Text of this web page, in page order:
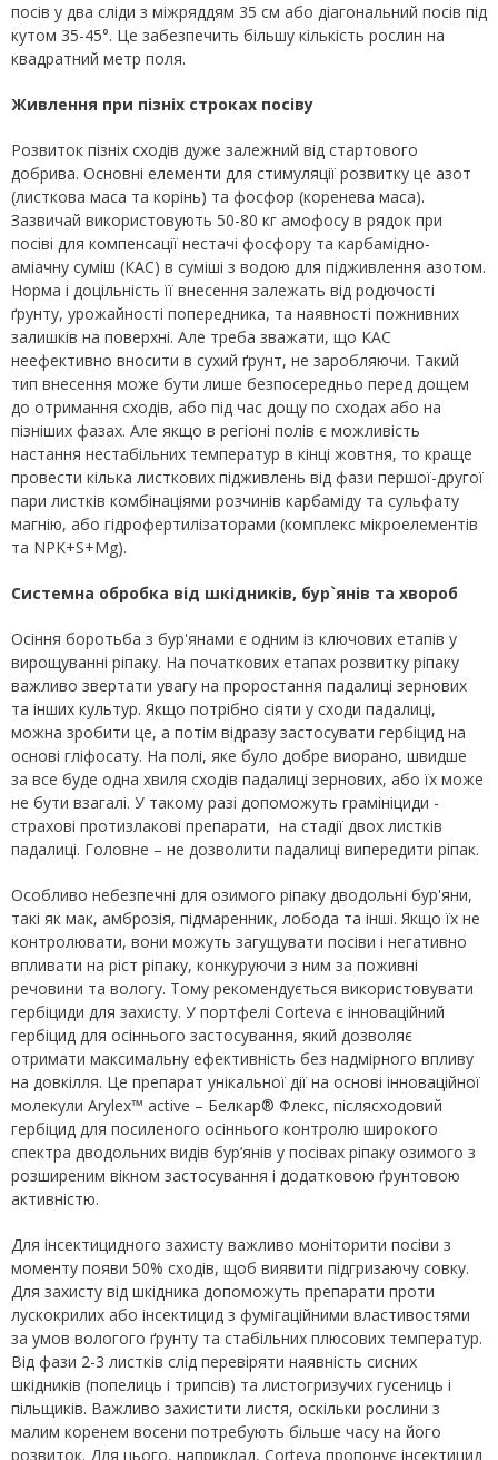
посів у два сліди з міжряддям 35 см або діагональний посів під
кутом 35-45°. Це забезпечить більшу кількість рослин на
квадратний метр поля.
Живлення при пізніх строках посіву
Розвиток пізніх сходів дуже залежний від стартового
добрива. Основні елементи для стимуляції розвитку це азот
(листкова маса та корінь) та фосфор (коренева маса).
Зазвичай використовують 50-80 кг амофосу в рядок при
посіві для компенсації нестачі фосфору та карбамідно-
аміачну суміш (КАС) в суміші з водою для підживлення азотом.
Норма і доцільність її внесення залежать від родючості
ґрунту, урожайності попередника, та наявності пожнивних
залишків на поверхні. Але треба зважати, що КАС
неефективно вносити в сухий ґрунт, не заробляючи. Такий
тип внесення може бути лише безпосередньо перед дощем
до отримання сходів, або під час дощу по сходах або на
пізніших фазах. Але якщо в регіоні полів є можливість
настання нестабільних температур в кінці жовтня, то краще
провести кілька листкових підживлень від фази першої-другої
пари листків комбінаціями розчинів карбаміду та сульфату
магнію, або гідрофертилізаторами (комплекс мікроелементів
та NPK+S+Mg).
Системна обробка від шкідників, бур`янів та хвороб
Осіння боротьба з бур'янами є одним із ключових етапів у
вирощуванні ріпаку. На початкових етапах розвитку ріпаку
важливо звертати увагу на проростання падалиці зернових
та інших культур. Якщо потрібно сіяти у сходи падалиці,
можна зробити це, а потім відразу застосувати гербіцид на
основі гліфосату. На полі, яке було добре виорано, швидше
за все буде одна хвиля сходів падалиці зернових, або їх може
не бути взагалі. У такому разі допоможуть грамініциди -
страхові протизлакові препарати, на стадії двох листків
падалиці. Головне – не дозволити падалиці випередити ріпак.
Особливо небезпечні для озимого ріпаку дводольні бур'яни,
такі як мак, амброзія, підмаренник, лобода та інші. Якщо їх не
контролювати, вони можуть загущувати посіви і негативно
впливати на ріст ріпаку, конкуруючи з ним за поживні
речовини та вологу. Тому рекомендується використовувати
гербіциди для захисту. У портфелі Corteva є інноваційний
гербіцид для осіннього застосування, який дозволяє
отримати максимальну ефективність без надмірного впливу
на довкілля. Це препарат унікальної дії на основі інноваційної
молекули Arylex™ active – Белкар® Флекс, післясходовий
гербіцид для посиленого осіннього контролю широкого
спектра дводольних видів бур’янів у посівах ріпаку озимого з
розширеним вікном застосування і додатковою ґрунтовою
активністю.
Для інсектицидного захисту важливо моніторити посіви з
моменту появи 50% сходів, щоб виявити підгризаючу совку.
Для захисту від шкідника допоможуть препарати проти
лускокрилих або інсектицид з фумігаційними властивостями
за умов вологого ґрунту та стабільних плюсових температур.
Від фази 2-3 листків слід перевіряти наявність сисних
шкідників (попелиць і трипсів) та листогризучих гусениць і
пільщиків. Важливо захистити листя, оскільки рослини з
малим коренем восени потребують більше часу на його
розвиток. Для цього, наприклад, Corteva пропонує інсектицид